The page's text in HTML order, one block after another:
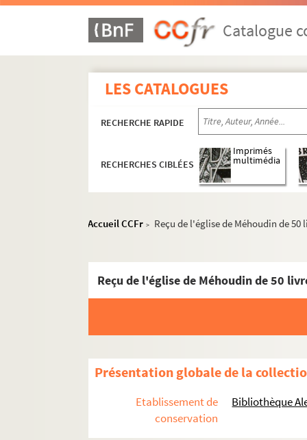
Catalogue
LES CATALOGUES
RECHERCHE RAPIDE
RECHERCHES CIBLÉES
Imprimés
multimédia
Accueil CCFr > Reçu de l'église de Méhoudin de
Reçu de l'église de Méhoudin de 50
Présentation globale de la
Etablissement de
conservation
Bibliothèque